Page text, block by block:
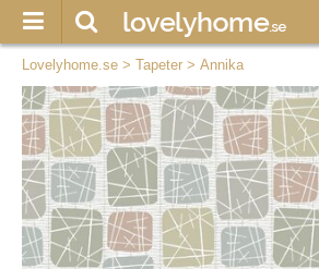
Lovelyhome.se > Tapeter > Annika